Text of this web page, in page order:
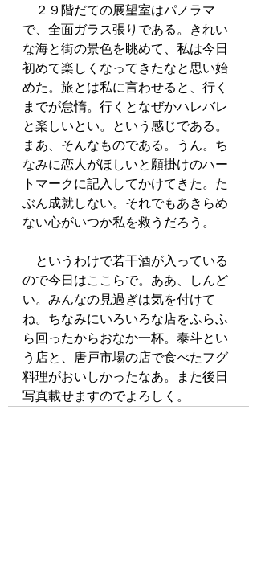
２９階だての展望室はパノラマ
で、全面ガラス張りである。きれい
な海と街の景色を眺めて、私は今日
初めて楽しくなってきたなと思い始
めた。旅とは私に言わせると、行く
までが怠惰。行くとなぜかハレバレ
と楽しいとい。という感じである。
まあ、そんなものである。うん。ち
なみに恋人がほしいと願掛けのハー
トマークに記入してかけてきた。た
ぶん成就しない。それでもあきらめ
ない心がいつか私を救うだろう。
というわけで若干酒が入っている
ので今日はここらで。ああ、しんど
い。みんなの見過ぎは気を付けて
ね。ちなみにいろいろな店をふらふ
ら回ったからおなか一杯。泰斗とい
う店と、唐戸市場の店で食べたフグ
料理がおいしかったなあ。また後日
写真載せますのでよろしく。